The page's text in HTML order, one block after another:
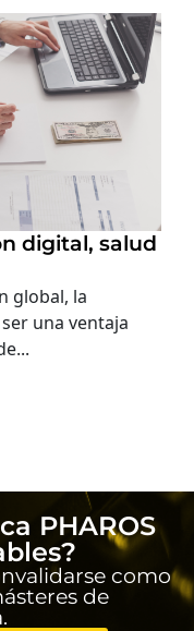
digital, salud
global, la
una ventaja
PHAROS
como
de